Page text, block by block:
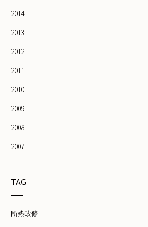
2014
2013
2012
2011
2010
2009
2008
2007
TAG
断熱改修